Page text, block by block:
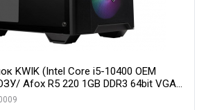
KWIK (Intel Core i5-10400 OEM
Afox R5 220 1GB DDR3 64bit VGA
LP RTL / 128 ГБ SSD)